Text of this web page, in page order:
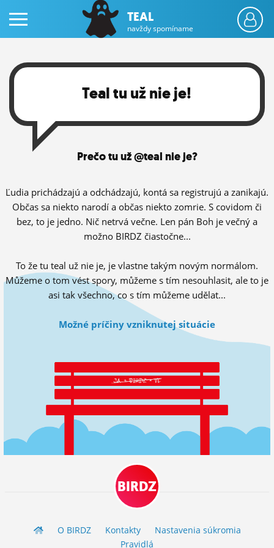
PRIHLÁS SA
ČINŽIAK
FÓRUM
STATUSY
BLOGY
OBRÁZKY
ĽUDIA
ROLETA
TEAL
navždy spomíname
Teal tu už nie je!
Prečo tu už @teal nie je?
Ľudia prichádzajú a odchádzajú, kontá sa registrujú a zanikajú.
Občas sa niekto narodí a občas niekto zomrie. S covidom či
bez, to je jedno. Nič netrvá večne. Len pán Boh je večný a
možno BIRDZ čiastočne...
To že tu teal už nie je, je vlastne takým novým normálom.
Můžeme o tom vést spory, můžeme s tím nesouhlasit, ale to je
asi tak všechno, co s tím můžeme udělat...
Možné príčiny vzniknutej situácie
BIRDZ
O BIRDZ Kontakty
Nastavenia súkromia
Pravidlá